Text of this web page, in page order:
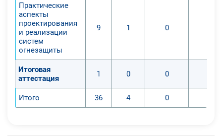
Практические
аспекты
проектирования
и реализации
систем
огнезащиты
9 1 0
Итоговая
аттестация
1 0 0
Итого 36 4 0